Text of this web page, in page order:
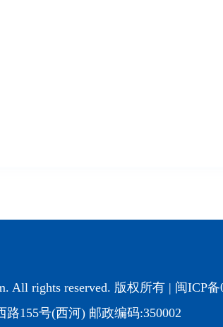
All rights reserved. 版权所有 | 闽ICP备
155号(西河) 邮政编码:350002